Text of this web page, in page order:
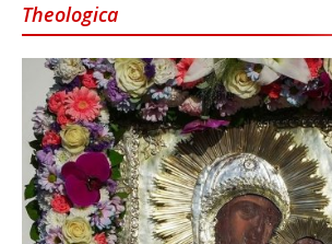
Theologica